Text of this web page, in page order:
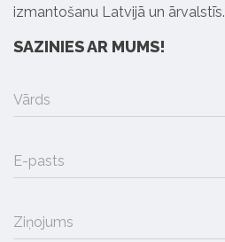
izmantošanu Latvijā un ārvalstīs.
SAZINIES AR MUMS!
Vārds
E-pasts
Ziņojums